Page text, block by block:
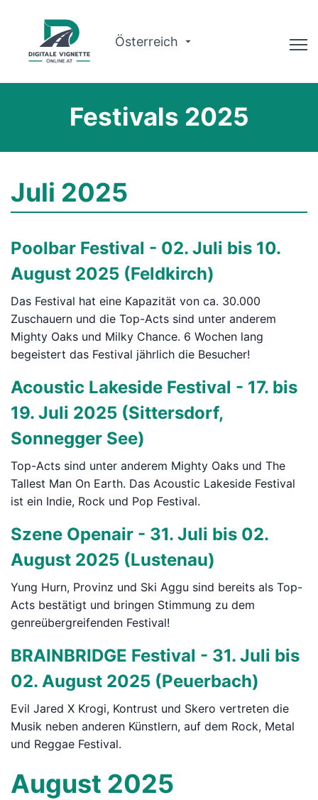
Österreich
Routenplaner
Warum wir?
Jetzt buchen
Festivals 2025
Juli 2025
Poolbar Festival - 02. Juli bis 10.
August 2025 (Feldkirch)
Das Festival hat eine Kapazität von ca. 30.000
Zuschauern und die Top-Acts sind unter anderem
Mighty Oaks und Milky Chance. 6 Wochen lang
begeistert das Festival jährlich die Besucher!
Acoustic Lakeside Festival - 17. bis
19. Juli 2025 (Sittersdorf,
Sonnegger See)
Top-Acts sind unter anderem Mighty Oaks und The
Tallest Man On Earth. Das Acoustic Lakeside Festival
ist ein Indie, Rock und Pop Festival.
Szene Openair - 31. Juli bis 02.
August 2025 (Lustenau)
Yung Hurn, Provinz und Ski Aggu sind bereits als Top-
Acts bestätigt und bringen Stimmung zu dem
genreübergreifenden Festival!
BRAINBRIDGE Festival - 31. Juli bis
02. August 2025 (Peuerbach)
Evil Jared X Krogi, Kontrust und Skero vertreten die
Musik neben anderen Künstlern, auf dem Rock, Metal
und Reggae Festival.
August 2025